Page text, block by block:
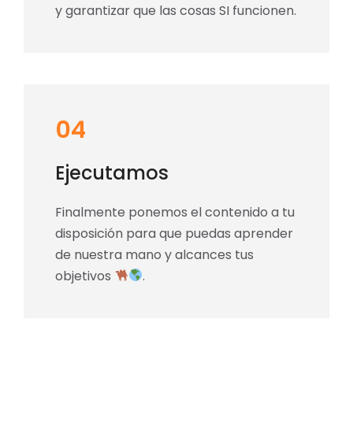
y garantizar que las cosas SI funcionen.
04
Ejecutamos
Finalmente ponemos el contenido a tu
disposición para que puedas aprender
de nuestra mano y alcances tus
objetivos
.